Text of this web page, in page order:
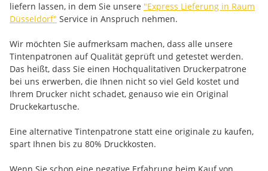
liefern lassen, in dem Sie unsere "Express Lieferung in Raum
Düsseldorf" Service in Anspruch nehmen.
Wir möchten Sie aufmerksam machen, dass alle unsere
Tintenpatronen auf Qualität geprüft und getestet werden.
Das heißt, dass Sie einen Hochqualitativen Druckerpatrone
bei uns erwerben, die Ihnen nicht so viel Geld kostet und
Ihrem Drucker nicht schadet, genauso wie ein Original
Druckekartusche.
Eine alternative Tintenpatrone statt eine originale zu kaufen,
spart Ihnen bis zu 80% Druckkosten.